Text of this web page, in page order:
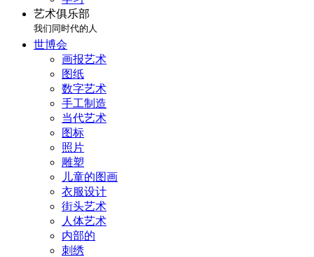
艺术俱乐部
我们同时代的人
世博会
画报艺术
图纸
数字艺术
手工制造
当代艺术
图标
照片
雕塑
儿童的图画
衣服设计
街头艺术
人体艺术
内部的
刺绣